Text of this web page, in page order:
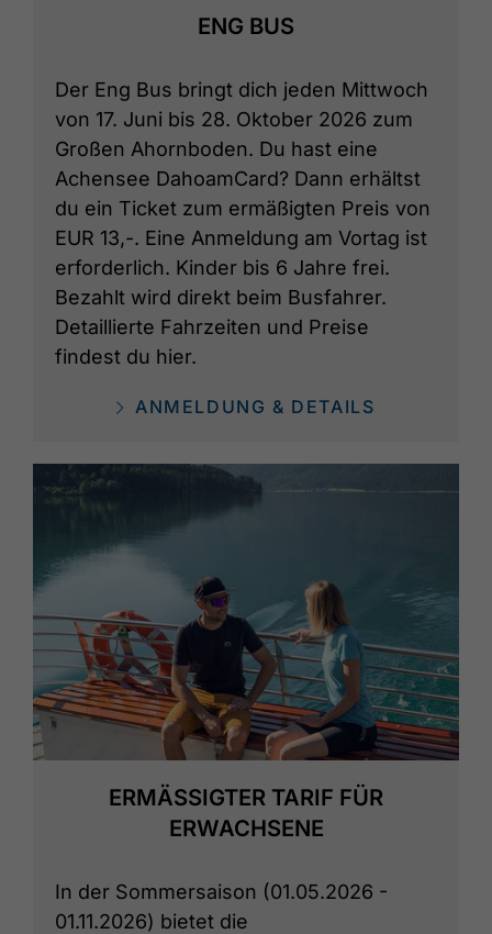
ENG BUS
Der Eng Bus bringt dich jeden Mittwoch
von 17. Juni bis 28. Oktober 2026 zum
Großen Ahornboden. Du hast eine
Achensee DahoamCard? Dann erhältst
du ein Ticket zum ermäßigten Preis von
EUR 13,-. Eine Anmeldung am Vortag ist
erforderlich. Kinder bis 6 Jahre frei.
Bezahlt wird direkt beim Busfahrer.
Detaillierte Fahrzeiten und Preise
findest du hier.
ANMELDUNG & DETAILS
ERMÄSSIGTER TARIF FÜR E
RWACHSENE
In der Sommersaison (01.05.2026 -
01.11.2026) bietet die